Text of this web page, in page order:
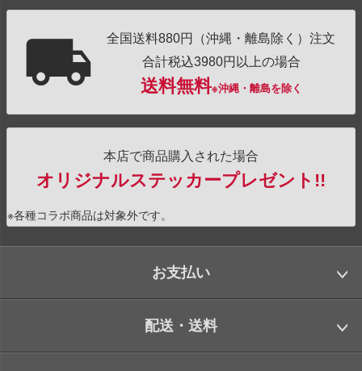
全国送料880円（沖縄・離島除く）注文
合計税込3980円以上の場合
送料無料※沖縄・離島を除く
本店で商品購入された場合
オリジナルステッカープレゼント!!
※各種コラボ商品は対象外です。
お支払い
配送・送料